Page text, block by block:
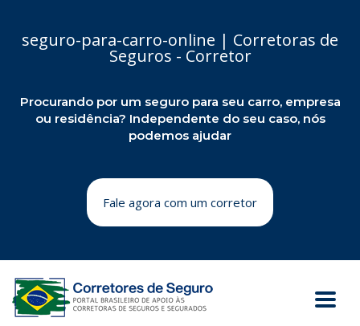
seguro-para-carro-online | Corretoras de
Seguros - Corretor
Procurando por um seguro para seu carro, empresa
ou residência? Independente do seu caso, nós
podemos ajudar
Fale agora com um corretor